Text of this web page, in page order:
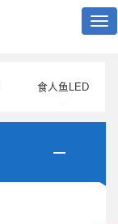
食人鱼LED